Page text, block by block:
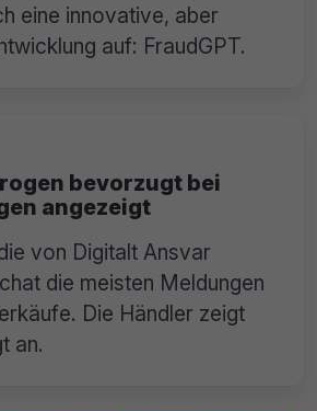
eine innovative, aber
auf: FraudGPT.
bevorzugt bei
angezeigt
von Digitalt Ansvar
die meisten Meldungen
Die Händler zeigt
an.